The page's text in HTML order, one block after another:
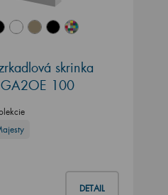
skrinka
GA2OE 100
DETAIL